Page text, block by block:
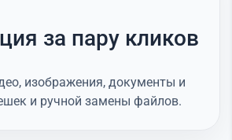
за пару кликов
изображения, документы и
и ручной замены файлов.